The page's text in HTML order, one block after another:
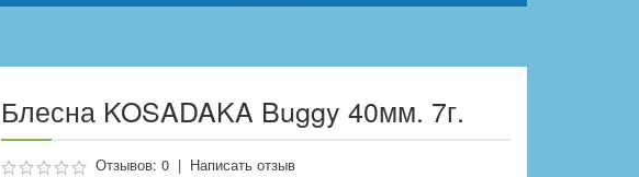
Блесна KOSADAKA Buggy 40мм. 7г.
Отзывов: 0| Написать отзыв